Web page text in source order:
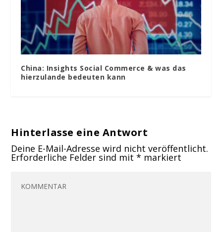
China: Insights Social Commerce & was das
hierzulande bedeuten kann
Hinterlasse eine Antwort
Deine E-Mail-Adresse wird nicht veröffentlicht.
Erforderliche Felder sind mit* markiert